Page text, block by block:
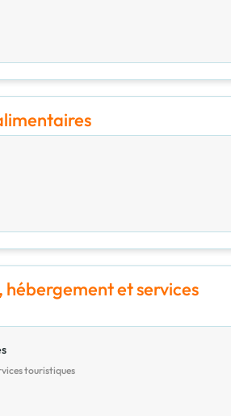
hébergement et services
touristiques